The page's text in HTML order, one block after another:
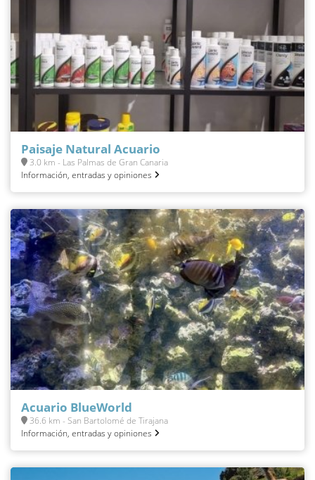
Paisaje Natural Acuario
3.0 km - Las Palmas de Gran Canaria
Información, entradas y opiniones
Acuario BlueWorld
36.6 km - San Bartolomé de Tirajana
Información, entradas y opiniones